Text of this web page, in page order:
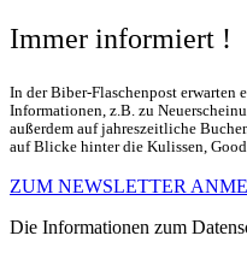
Immer informiert !
In der Biber-Flaschenpost erwarten
Informationen, z.B. zu
außerdem auf jahreszeitliche
auf Blicke hinter die Kulissen,
ZUM NEWSLETTER
Die Informationen zum